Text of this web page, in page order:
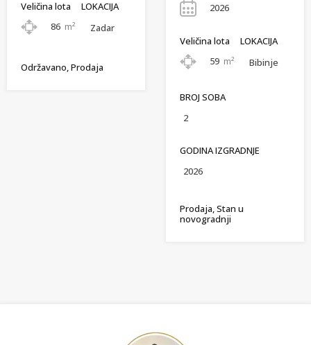
Veličina lota
86 m²
LOKACIJA
Zadar
Održavano, Prodaja
2026
Veličina lota
59 m²
LOKACIJA
Bibinje
BROJ SOBA
2
GODINA IZGRADNJE
2026
Prodaja, Stan u
novogradnji